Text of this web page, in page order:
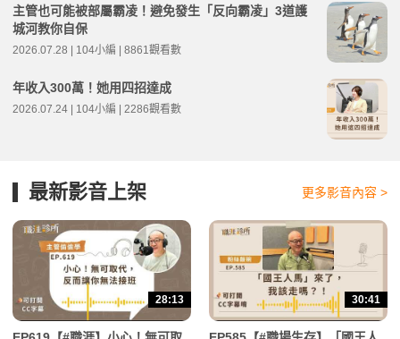
主管也可能被部屬霸凌！避免發生「反向霸凌」3道護
城河教你自保
2026.07.28 | 104小編 | 8861觀看數
年收入300萬！她用四招達成
2026.07.24 | 104小編 | 2286觀看數
最新影音上架 更多影音內容 >
28:13 30:41